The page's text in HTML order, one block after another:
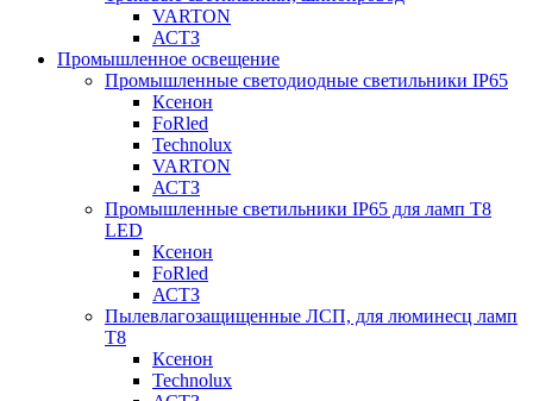
VARTON
АСТЗ
Промышленное освещение
Промышленные светодиодные светильники IP65
Ксенон
FoRled
Technolux
VARTON
АСТЗ
Промышленные светильники IP65 для ламп Т8
LED
Ксенон
FoRled
АСТЗ
Пылевлагозащищенные ЛСП, для люминесц ламп
Т8
Ксенон
Technolux